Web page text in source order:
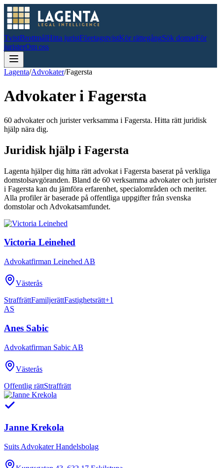
TvistBrottmålHitta juristFöretagstvistKör rättegångSök domarFör
juristerOm oss
Lagenta/Advokater/Fagersta
Advokater i Fagersta
60 advokater och jurister verksamma i Fagersta. Hitta rätt juridisk
hjälp nära dig.
Juridisk hjälp i Fagersta
Lagenta hjälper dig hitta rätt advokat i Fagersta baserat på verkliga
domstolsavgöranden. Bland de 60 verksamma advokater och jurister
i Fagersta kan du jämföra erfarenhet, specialområden och meriter.
Alla profiler är baserade på offentliga uppgifter från svenska
domstolar och Advokatsamfundet.
Victoria Leinehed
Advokatfirman Leinehed AB
Västerås
StraffrättFamiljerättFastighetsrätt+1
AS
Anes Sabic
Advokatfirman Sabic AB
Västerås
Offentlig rättStraffrätt
Janne Krekola
Suits Advokater Handelsbolag